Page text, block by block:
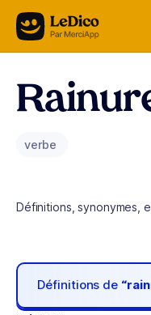
Aller au contenu
verbe
Définitions, synonymes,
Définitions de